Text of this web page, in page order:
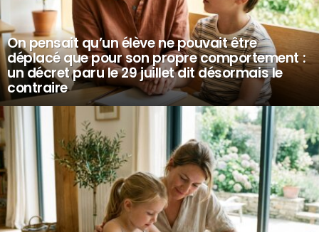
On pensait qu’un élève ne pouvait être
déplacé que pour son propre comportement :
un décret paru le 29 juillet dit désormais le
contraire